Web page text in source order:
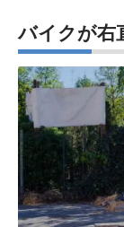
バイクが右